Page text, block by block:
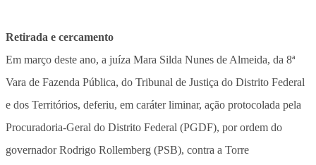
Retirada e cercamento
Em março deste ano, a juíza Mara Silda Nunes de Almeida, da 8ª
Vara de Fazenda Pública, do Tribunal de Justiça do Distrito Federal
e dos Territórios, deferiu, em caráter liminar, ação protocolada pela
Procuradoria-Geral do Distrito Federal (PGDF), por ordem do
governador Rodrigo Rollemberg (PSB), contra a Torre